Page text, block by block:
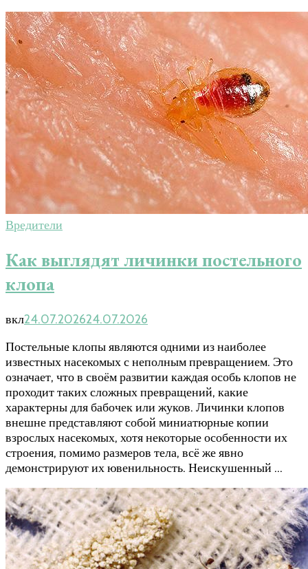
Вредители
Как выглядят личинки постельного
клопа
вкл24.07.202624.07.2026
Постельные клопы являются одними из наиболее
известных насекомых с неполным превращением. Это
означает, что в своём развитии каждая особь клопов не
проходит таких сложных превращений, какие
характерны для бабочек или жуков. Личинки клопов
внешне представляют собой миниатюрные копии
взрослых насекомых, хотя некоторые особенности их
строения, помимо размеров тела, всё же явно
демонстрируют их ювенильность. Неискушенный …